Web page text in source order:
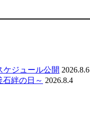
ケジュール公開 2026.8.6
石絆の日～ 2026.8.4